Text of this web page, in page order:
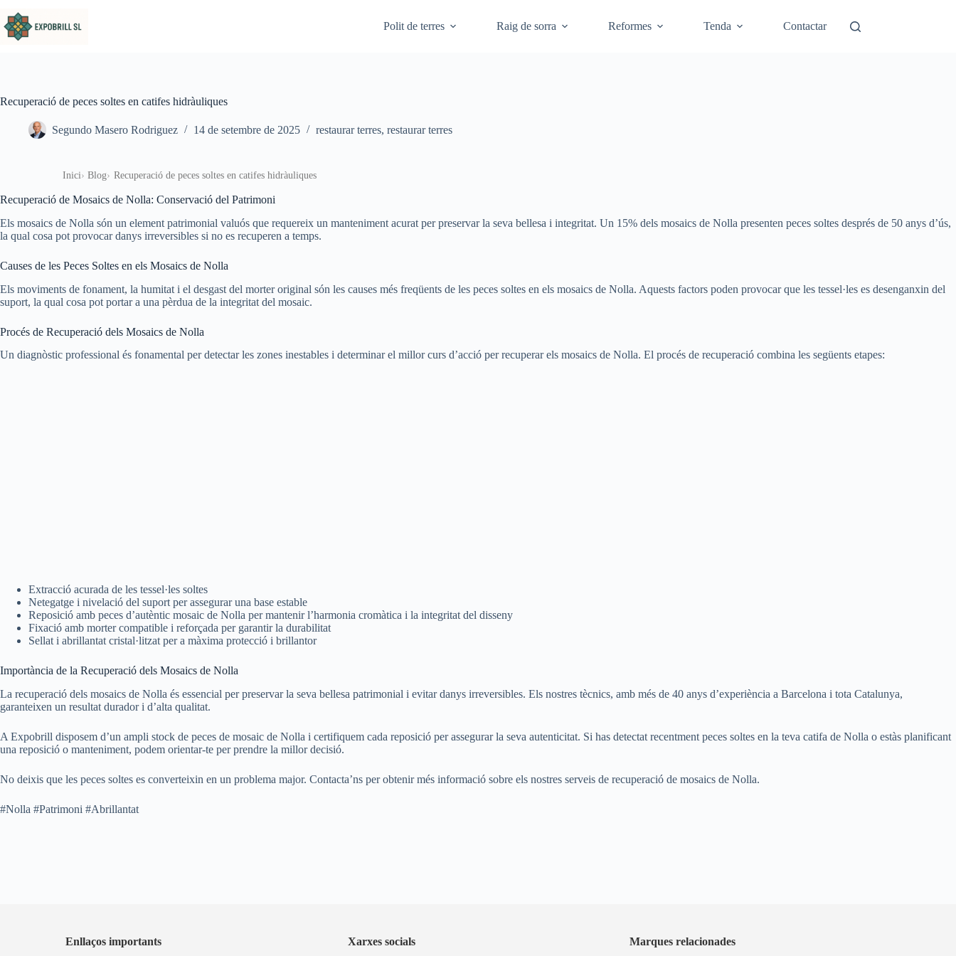
Polit de terres
Raig de sorra Reformes Tenda Contactar
Recuperació de peces soltes en catifes hidràuliques
Segundo Masero Rodriguez 14 de setembre de 2025 restaurar terres, restaurar terres
Inici Blog Recuperació de peces soltes en catifes hidràuliques
Recuperació de Mosaics de Nolla: Conservació del Patrimoni
Els mosaics de Nolla són un element patrimonial valuós que requereix un manteniment acurat per preservar la seva bellesa i integritat. Un 15% dels mosaics de Nolla presenten peces soltes després de 50 anys d’ús,
la qual cosa pot provocar danys irreversibles si no es recuperen a temps.
Causes de les Peces Soltes en els Mosaics de Nolla
Els moviments de fonament, la humitat i el desgast del morter original són les causes més freqüents de les peces soltes en els mosaics de Nolla. Aquests factors poden provocar que les tessel·les es desenganxin del
suport, la qual cosa pot portar a una pèrdua de la integritat del mosaic.
Procés de Recuperació dels Mosaics de Nolla
Un diagnòstic professional és fonamental per detectar les zones inestables i determinar el millor curs d’acció per recuperar els mosaics de Nolla. El procés de recuperació combina les següents etapes:
Extracció acurada de les tessel·les soltes
Netegatge i nivelació del suport per assegurar una base estable
Reposició amb peces d’autèntic mosaic de Nolla per mantenir l’harmonia cromàtica i la integritat del disseny
Fixació amb morter compatible i reforçada per garantir la durabilitat
Sellat i abrillantat cristal·litzat per a màxima protecció i brillantor
Importància de la Recuperació dels Mosaics de Nolla
La recuperació dels mosaics de Nolla és essencial per preservar la seva bellesa patrimonial i evitar danys irreversibles. Els nostres tècnics, amb més de 40 anys d’experiència a Barcelona i tota Catalunya,
garanteixen un resultat durador i d’alta qualitat.
A Expobrill disposem d’un ampli stock de peces de mosaic de Nolla i certifiquem cada reposició per assegurar la seva autenticitat. Si has detectat recentment peces soltes en la teva catifa de Nolla o estàs planificant
una reposició o manteniment, podem orientar-te per prendre la millor decisió.
No deixis que les peces soltes es converteixin en un problema major. Contacta’ns per obtenir més informació sobre els nostres serveis de recuperació de mosaics de Nolla.
#Nolla #Patrimoni #Abrillantat
Enllaços importants Xarxes socials Marques relacionades